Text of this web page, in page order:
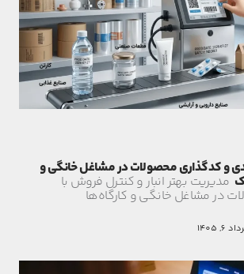
و کدگذاری محصولات در مشاغل خانگی و
مدیریت بهتر انبار و کنترل فروش با
در مشاغل خانگی و کارگاه‌ها
6, 1405